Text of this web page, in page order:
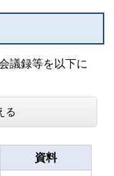
議録等を以下に
る
資料